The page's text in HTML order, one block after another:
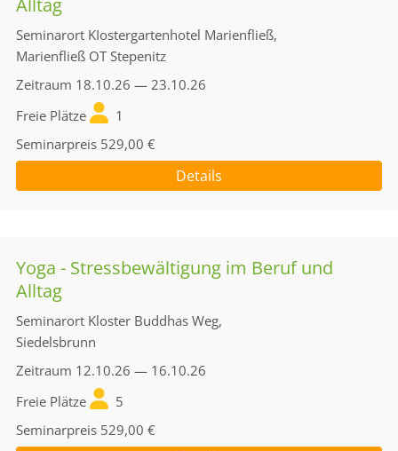
Alltag
Seminarort KIostergartenhotel Marienfließ,
Marienfließ OT Stepenitz
Zeitraum 18.10.26 — 23.10.26
Freie Plätze
1
Seminarpreis 529,00 €
Details
Yoga - Stressbewältigung im Beruf und
Alltag
Seminarort Kloster Buddhas Weg,
Siedelsbrunn
Zeitraum 12.10.26 — 16.10.26
Freie Plätze
5
Seminarpreis 529,00 €